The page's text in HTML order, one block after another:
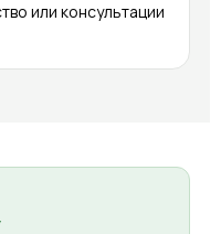
или консультации